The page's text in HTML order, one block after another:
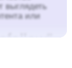
выглядеть
или
и не